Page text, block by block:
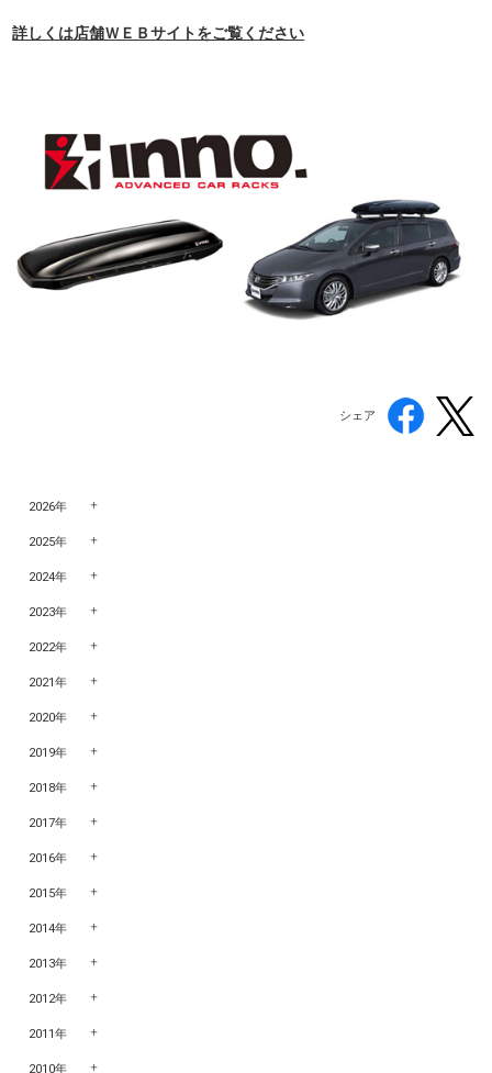
詳しくは店舗ＷＥＢサイトをご覧ください
シェア
2026年
2025年
2024年
2023年
2022年
2021年
2020年
2019年
2018年
2017年
2016年
2015年
2014年
2013年
2012年
2011年
2010年